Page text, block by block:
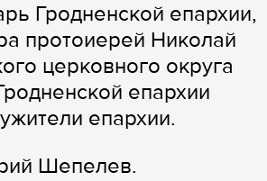
Гродненской епархии,
протоиерей Николай
церковного округа
епархии
епархии.
Шепелев.